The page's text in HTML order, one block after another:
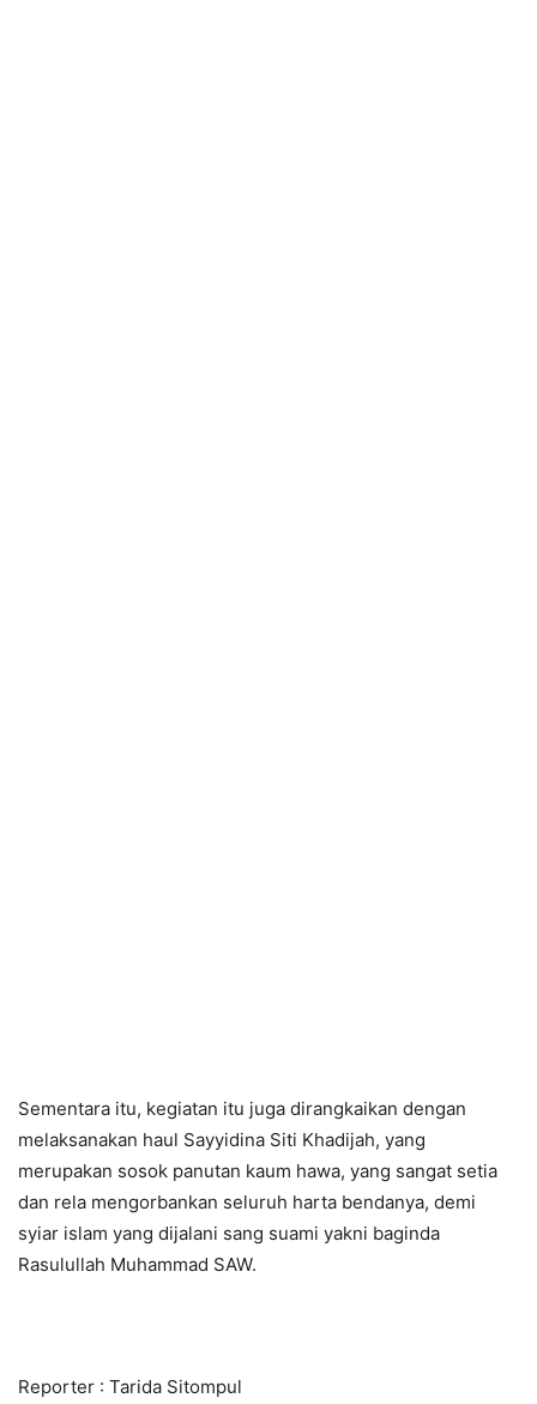
Sementara itu, kegiatan itu juga dirangkaikan dengan
melaksanakan haul Sayyidina Siti Khadijah, yang
merupakan sosok panutan kaum hawa, yang sangat setia
dan rela mengorbankan seluruh harta bendanya, demi
syiar islam yang dijalani sang suami yakni baginda
Rasulullah Muhammad SAW.
Reporter : Tarida Sitompul